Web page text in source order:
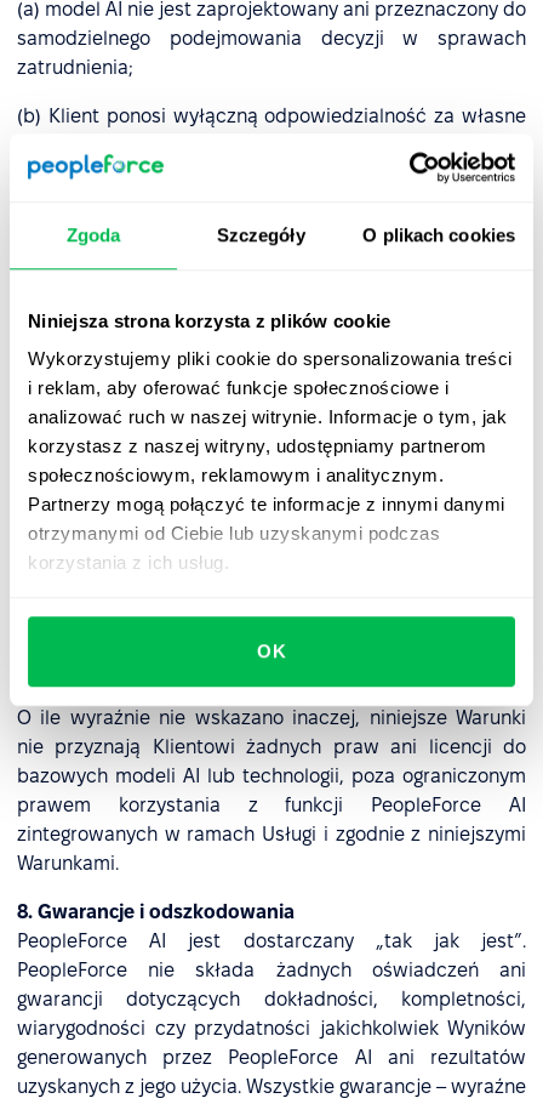
Zgoda Szczegóły O plikach cookies
Niniejsza strona korzysta z plików cookie
Wykorzystujemy pliki cookie do spersonalizowania treści
i reklam, aby oferować funkcje społecznościowe i
analizować ruch w naszej witrynie. Informacje o tym, jak
korzystasz z naszej witryny, udostępniamy partnerom
społecznościowym, reklamowym i analitycznym.
Partnerzy mogą połączyć te informacje z innymi danymi
otrzymanymi od Ciebie lub uzyskanymi podczas
korzystania z ich usług.
OK
(a) model AI nie jest zaprojektowany ani przeznaczony do
samodzielnego podejmowania decyzji w sprawach
zatrudnienia;
(b) Klient ponosi wyłączną odpowiedzialność za własne
otrzymają odpowiednie szkolenie dotyczące ryzyka
związanego z nadmiernym poleganiem na AI, aby
zgodnie z Warunkami.
7. Własność intelektualna
PeopleForce zachowuje wszelkie prawa własności, tytuł
prawny i interesy do platformy PeopleForce, w tym do
wszelkich interfejsów, logiki integracyjnej oraz Danych
wydajnościowych generowanych w związku z
korzystaniem przez Klienta z PeopleForce AI.
Funkcje PeopleForce AI mogą wykorzystywać technologie
oraz związanych z nimi praw własności intelektualnej
O ile wyraźnie nie wskazano inaczej, niniejsze Warunki
nie przyznają Klientowi żadnych praw ani licencji do
bazowych modeli AI lub technologii, poza ograniczonym
prawem korzystania z funkcji PeopleForce AI
zintegrowanych w ramach Usługi i zgodnie z niniejszymi
Warunkami.
8. Gwarancje i odszkodowania
PeopleForce AI jest dostarczany „tak jak jest”.
PeopleForce nie składa żadnych oświadczeń ani
gwarancji dotyczących dokładności, kompletności,
wiarygodności czy przydatności jakichkolwiek Wyników
generowanych przez PeopleForce AI ani rezultatów
uzyskanych z jego użycia. Wszystkie gwarancje – wyraźne